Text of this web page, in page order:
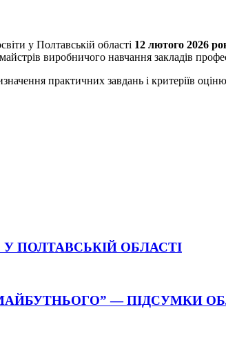
у Полтавській області 12 лютого 2026
виробничого навчання закладів
практичних завдань і критеріїв
ПОЛТАВСЬКІЙ ОБЛАСТІ
— ПІДСУМКИ